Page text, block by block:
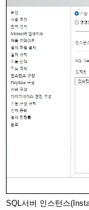
SQL서버 인스턴스